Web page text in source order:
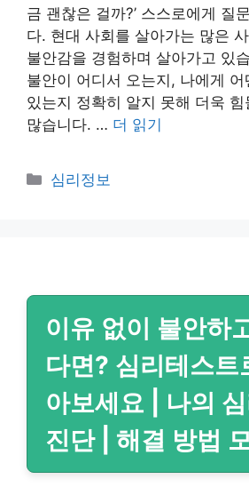
금 괜찮은 걸까?’ 스스로에게 질
다. 현대 사회를 살아가는 많은
불안감을 경험하며 살아가고 있
불안이 어디서 오는지, 나에게
있는지 정확히 알지 못해 더욱
많습니다. … 더 읽기
카
심리정보
이유 없이 불안하
다면? 심리테스트
아보세요 | 나의
진단 | 해결 방법